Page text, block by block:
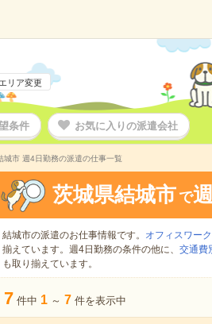
エリア変更
条件 お気に入りの派遣会社
城市 週4日勤務の派遣の仕事一覧
茨城県結城市 で
結城市の派遣のお仕事情報です。 オフィスワー
揃えています。週4日勤務の条件の他に、 交通費
も取り揃えています。
7 件中 1 ～ 7 件を表示中